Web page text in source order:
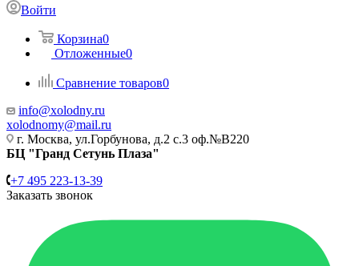
Войти
Корзина0
Отложенные0
Сравнение товаров0
info@xolodny.ru
xolodnomy@mail.ru
г. Москва, ул.Горбунова, д.2 с.3 оф.№В220
БЦ "Гранд Сетунь Плаза"
+7 495 223-13-39
Заказать звонок